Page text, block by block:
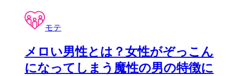
モテ
メロい男性とは？女性がぞっこん
になってしまう魔性の男の特徴に